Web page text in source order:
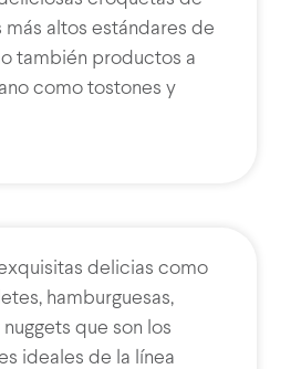
más altos estándares de
también productos a
como tostones y
delicias como
hamburguesas,
que son los
ideales de la línea